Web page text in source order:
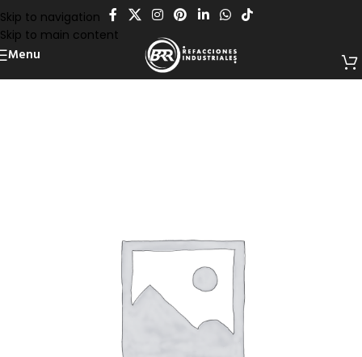
Skip to navigation
Skip to main content
Menu